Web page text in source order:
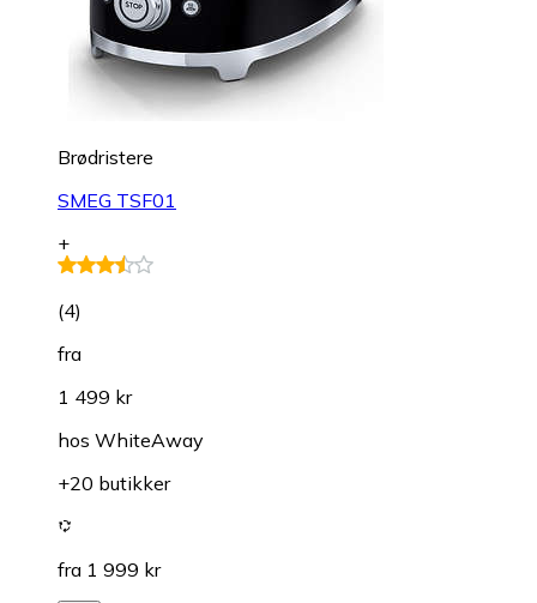
Brødristere
SMEG TSF01
+
(4)
fra
1 499 kr
hos WhiteAway
+20 butikker
fra 1 999 kr